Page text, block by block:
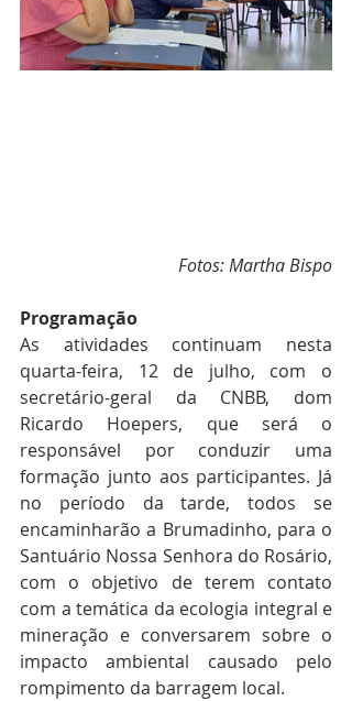
Fotos: Martha Bispo
Programação
As atividades continuam nesta
quarta-feira, 12 de julho, com o
secretário-geral da CNBB, dom
Ricardo Hoepers, que será o
responsável por conduzir uma
formação junto aos participantes. Já
no período da tarde, todos se
encaminharão a Brumadinho, para o
Santuário Nossa Senhora do Rosário,
com o objetivo de terem contato
com a temática da ecologia integral e
mineração e conversarem sobre o
impacto ambiental causado pelo
rompimento da barragem local.